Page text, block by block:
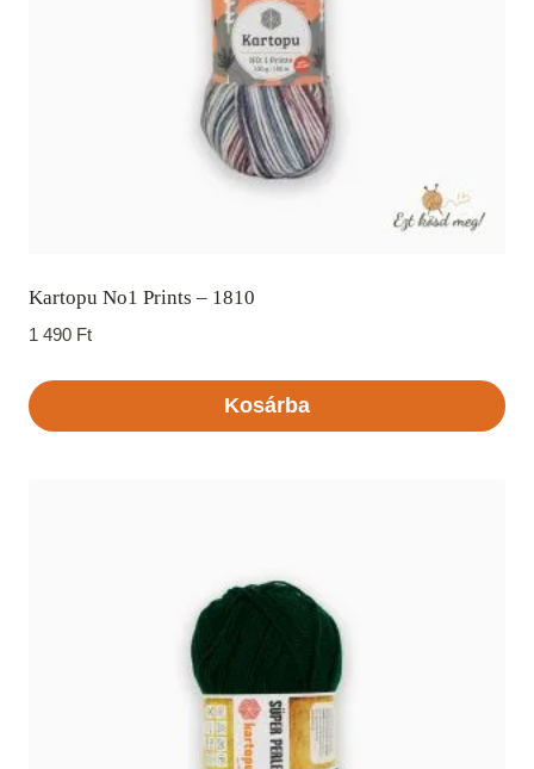
Kartopu No1 Prints – 1810
1 490 Ft
Kosárba